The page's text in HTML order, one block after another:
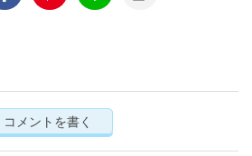
コメントを書く